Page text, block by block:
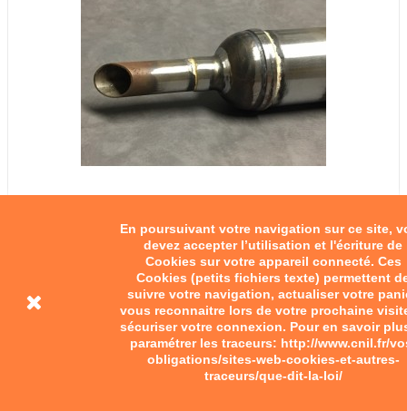
En poursuivant votre navigation sur ce site,
devez accepter l’utilisation et l'écriture de
Cookies sur votre appareil connecté. Ces
Cookies (petits fichiers texte) permettent
suivre votre navigation, actualiser votre
vous reconnaitre lors de votre prochaine
sécuriser votre connexion. Pour en savoir
paramétrer les traceurs: http://www.cnil.fr/
obligations/sites-web-cookies-et-autres-
traceurs/que-dit-la-loi/
Silencieux triporteur Peugeot
90,00 €
Ajouter au panier